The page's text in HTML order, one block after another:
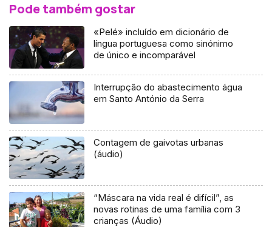
Pode também gostar
«Pelé» incluído em dicionário de
língua portuguesa como sinónimo
de único e incomparável
Interrupção do abastecimento água
em Santo António da Serra
Contagem de gaivotas urbanas
(áudio)
“Máscara na vida real é difícil”, as
novas rotinas de uma família com 3
crianças (Áudio)